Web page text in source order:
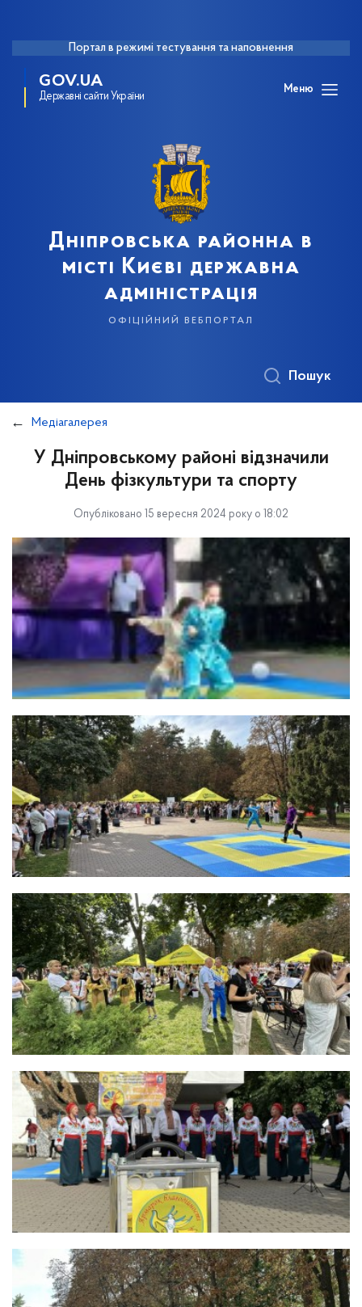
Портал в режимі тестування та наповнення
GOV.UA
Державні сайти України
Меню
Дніпровська районна в
місті Києві державна
адміністрація
офіційний вебпортал
Пошук
Медіагалерея
У Дніпровському районі відзначили
День фізкультури та спорту
Опубліковано 15 вересня 2024 року о 18:02